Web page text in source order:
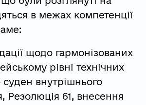
в межах компетенції
щодо гармонізованих
рівні технічних
внутрішнього
Резолюція 61, внесення